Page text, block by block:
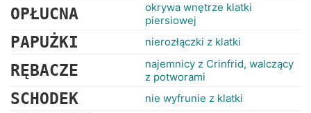
OPŁUCNA
okrywa wnętrze klatki
piersiowej
PAPUŻKI nierozłączki z klatki
RĘBACZE
najemnicy z Crinfrid, walczący
z potworami
SCHODEK nie wyfrunie z klatki